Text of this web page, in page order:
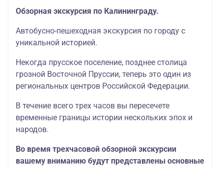
Обзорная экскурсия по Калининграду.
Автобусно-пешеходная экскурсия по городу с
уникальной историей.
Некогда прусское поселение, позднее столица
грозной Восточной Пруссии, теперь это один из
региональных центров Российской Федерации.
В течение всего трех часов вы пересечете
временные границы истории нескольких эпох и
народов.
Во время трехчасовой обзорной экскурсии
вашему вниманию будут представлены основные